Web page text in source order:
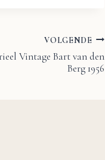
VOLGENDE
Vintage Bart van den
Berg 1956